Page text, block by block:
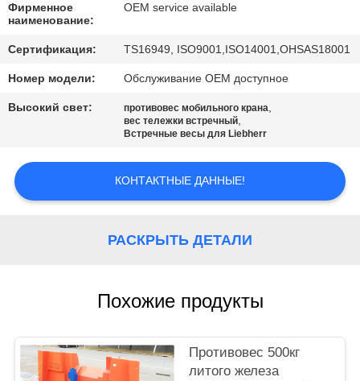
НОВОСТИ
СПРОСИТЕ
ЦИТАТУ
САЙТА
Фирменное
наименование:
OEM service available
Сертификация: TS16949, ISO9001,ISO14001,OHSAS18001
Номер модели: Обслуживание OEM доступное
Высокий свет: противовес мобильного крана,
вес тележки встречный,
Встречные весы для Liebherr
КОНТАКТНЫЕ ДАННЫЕ!
РАСКРЫТЬ ДЕТАЛИ
Похожие продукты
Противовес 500кг
литого железа